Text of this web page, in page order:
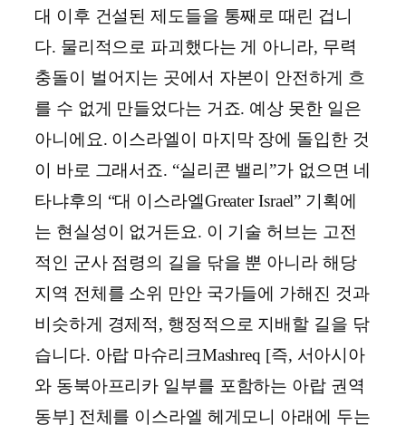
대 이후 건설된 제도들을 통째로 때린 겁니
다. 물리적으로 파괴했다는 게 아니라, 무력
충돌이 벌어지는 곳에서 자본이 안전하게 흐
를 수 없게 만들었다는 거죠. 예상 못한 일은
아니에요. 이스라엘이 마지막 장에 돌입한 것
이 바로 그래서죠. “실리콘 밸리”가 없으면 네
타냐후의 “대 이스라엘Greater Israel” 기획에
는 현실성이 없거든요. 이 기술 허브는 고전
적인 군사 점령의 길을 닦을 뿐 아니라 해당
지역 전체를 소위 만안 국가들에 가해진 것과
비슷하게 경제적, 행정적으로 지배할 길을 닦
습니다. 아랍 마슈리크Mashreq [즉, 서아시아
와 동북아프리카 일부를 포함하는 아랍 권역
동부] 전체를 이스라엘 헤게모니 아래에 두는